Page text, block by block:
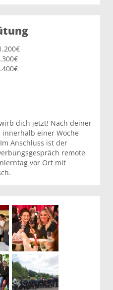
dich jetzt! Nach deiner
einer Woche
Anschluss ist der
remote
vor Ort mit